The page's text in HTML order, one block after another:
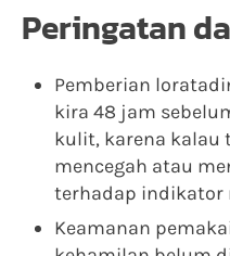
Peringatan
Pemberian
kira 48 jam
kulit, karena
mencegah atau
terhadap indikator
Keamanan